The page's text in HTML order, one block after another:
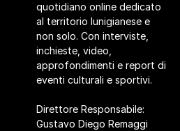
quotidiano online dedicato
al territorio lunigianese e
non solo. Con interviste,
inchieste, video,
approfondimenti e report di
eventi culturali e sportivi.
Direttore Responsabile:
Gustavo Diego Remaggi